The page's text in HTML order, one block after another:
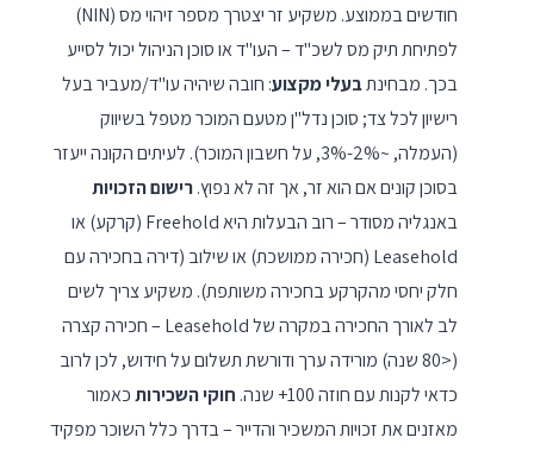
חודשים בממוצע. משקיע זר יצטרך מספר זיהוי מס (NIN)
לפתיחת תיק מס לשכ"ד – העו"ד או סוכן הניהול יכול לסייע
בכך. מבחינתבעלי מקצוע: חובה שיהיה עו"ד/מעביר בעל
רישיון לכל צד; סוכן נדל"ן מטעם המוכר מטפל בשיווק
(העמלה, ~2%-3%, על חשבון המוכר). לעיתים הקונה ייעזר
בסוכן קונים אם הוא זר, אך זה לא נפוץ.רישום הזכויות
באנגליה מסודר – רוב הבעלות היא Freehold (קרקע) או
Leasehold (חכירה ממושכת) או שילוב (דירה בחכירה עם
חלק יחסי מהקרקע בחכירה משותפת). משקיע צריך לשים
לב לאורך החכירה במקרה של Leasehold – חכירה קצרה
(<80 שנה) מורידה ערך ודורשת תשלום על חידוש, לכן לרוב
כדאי לקנות עם חוזה 100+ שנה.
חוקי השכירותכאמור
מאזנים את זכויות המשכיר והדייר – בדרך כלל השוכר מפקיד